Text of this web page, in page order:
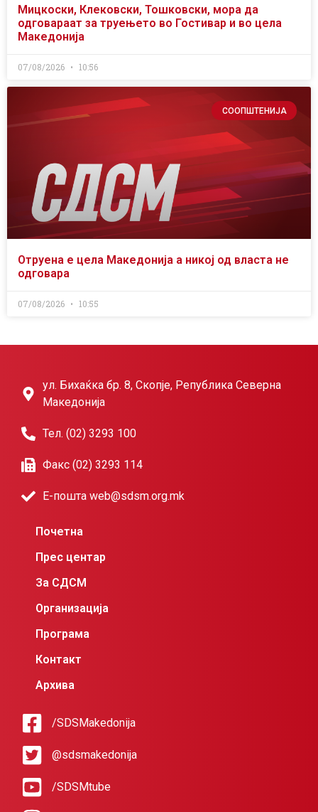
Мицкоски, Клековски, Тошковски, мора да
одговараат за труењето во Гостивар и во цела
Македонија
07/08/2026 10:56
СООПШТЕНИЈА
Отруена е цела Македонија а никој од власта не
одговара
07/08/2026 10:55
ул. Бихаќка бр. 8, Скопје, Република Северна
Македонија
Тел. (02) 3293 100
Факс (02) 3293 114
Е-пошта web@sdsm.org.mk
Почетна
Прес центар
За СДСМ
Организација
Програма
Контакт
Архива
/SDSMakedonija
@sdsmakedonija
/SDSMtube